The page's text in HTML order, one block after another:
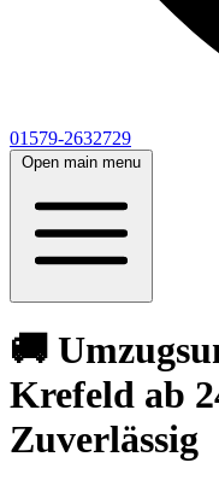
01579-2632729
Open main menu
🚚
Krefeld ab
Zuverlässig